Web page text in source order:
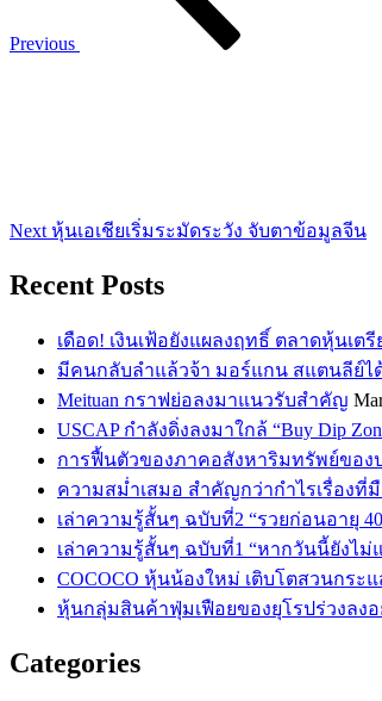
Previous
Next หุ้นเอเชียเริ่มระมัดระวัง จับตาข้อมูลจีน
Recent Posts
เดือด! เงินเฟ้อยังแผลงฤทธิ์ ตลาดหุ้นเต
มีคนกลับลำแล้วจ้า มอร์แกน สแตนลีย์
Meituan กราฟย่อลงมาแนวรับสำคัญ
USCAP กำลังดิ่งลงมาใกล้ “Buy Dip
การฟื้นตัวของภาคอสังหาริมทรัพย์ของ
ความสม่ำเสมอ สำคัญกว่ากำไรเรื่องที่
เล่าความรู้สั้นๆ ฉบับที่2 “รวยก่อนอายุ
เล่าความรู้สั้นๆ ฉบับที่1 “หากวันนี้ยังไ
COCOCO หุ้นน้องใหม่ เติบโตสวนกระแ
หุ้นกลุ่มสินค้าฟุ่มเฟือยของยุโรปร่วงลงอ
Categories